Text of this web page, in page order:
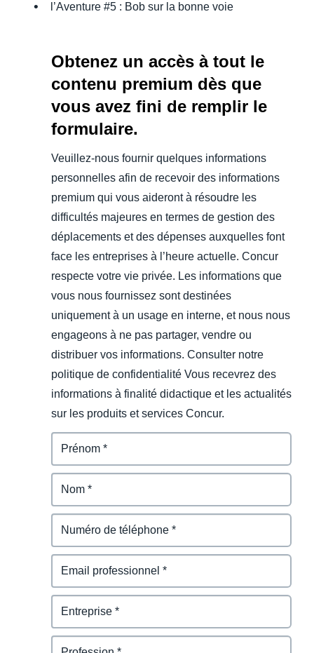
l’Aventure #5 : Bob sur la bonne voie
Obtenez un accès à tout le
contenu premium dès que
vous avez fini de remplir le
formulaire.
Veuillez-nous fournir quelques informations
personnelles afin de recevoir des informations
premium qui vous aideront à résoudre les
difficultés majeures en termes de gestion des
déplacements et des dépenses auxquelles font
face les entreprises à l’heure actuelle. Concur
respecte votre vie privée. Les informations que
vous nous fournissez sont destinées
uniquement à un usage en interne, et nous nous
engageons à ne pas partager, vendre ou
distribuer vos informations. Consulter notre
politique de confidentialité Vous recevrez des
informations à finalité didactique et les actualités
sur les produits et services Concur.